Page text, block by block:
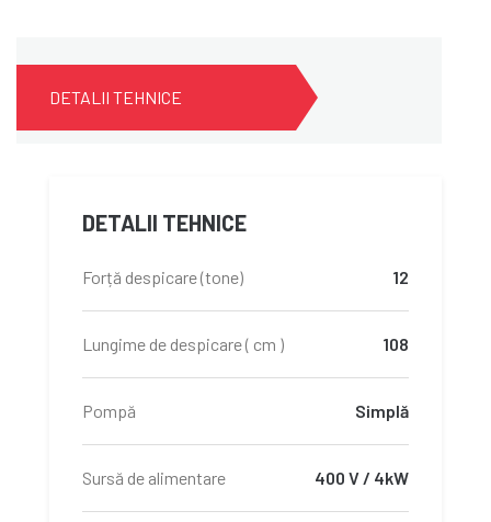
DETALII TEHNICE
DETALII TEHNICE
Forță despicare (tone) 12
Lungime de despicare ( cm ) 108
Pompă Simplă
Sursă de alimentare 400 V / 4kW